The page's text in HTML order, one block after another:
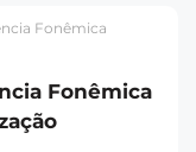
Fonêmica
Fonêmica